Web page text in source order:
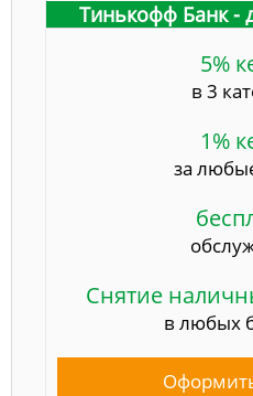
Тинькофф Банк -
5%
в 3
1%
за
Снятие
в любых